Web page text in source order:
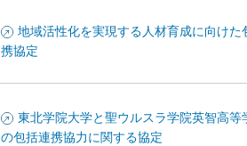
地域活性化を実現する人材育成に向けた
携協定
東北学院大学と聖ウルスラ学院英智高等
の包括連携協力に関する協定